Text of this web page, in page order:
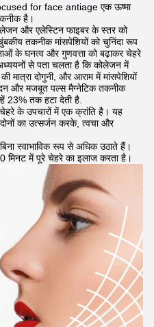
for face antiage एक ऊष्मा
है।
और एलेस्टिन फाइबर के स्तर को
तकनीक मांसपेशियों को चुनिंदा रूप
के घनत्व और गुणवत्ता को बढ़ाकर चेहरे
से पता चलता है कि कोलेजन में
मात्रा दोगुनी, और आराम में मांसपेशियों
और मजबूत पल्स मैग्नेटिक तकनीक
23% तक हटा देती है.
के उपचारों में एक क्रांति है। यह
का उत्सर्जन करके, त्वचा और
स्वाभाविक रूप से अधिक उठाते हैं।
में पूरे चेहरे का इलाज करता है।